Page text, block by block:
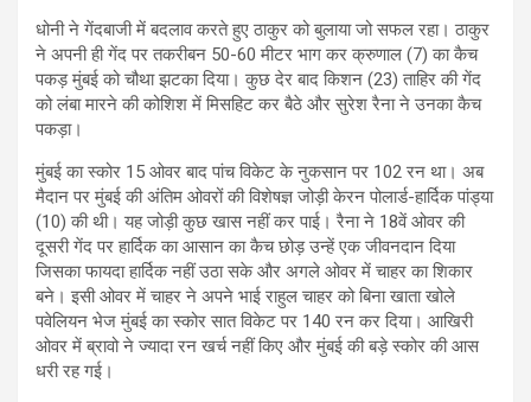
धोनी ने गेंदबाजी में बदलाव करते हुए ठाकुर को बुलाया जो सफल रहा। ठाकुर
ने अपनी ही गेंद पर तकरीबन 50-60 मीटर भाग कर क्रुणाल (7) का कैच
पकड़ मुंबई को चौथा झटका दिया। कुछ देर बाद किशन (23) ताहिर की गेंद
को लंबा मारने की कोशिश में मिसहिट कर बैठे और सुरेश रैना ने उनका कैच
पकड़ा।
मुंबई का स्कोर 15 ओवर बाद पांच विकेट के नुकसान पर 102 रन था। अब
मैदान पर मुंबई की अंतिम ओवरों की विशेषज्ञ जोड़ी केरन पोलार्ड-हार्दिक पांड्या
(10) की थी। यह जोड़ी कुछ खास नहीं कर पाई। रैना ने 18वें ओवर की
दूसरी गेंद पर हार्दिक का आसान का कैच छोड़ उन्हें एक जीवनदान दिया
जिसका फायदा हार्दिक नहीं उठा सके और अगले ओवर में चाहर का शिकार
बने। इसी ओवर में चाहर ने अपने भाई राहुल चाहर को बिना खाता खोले
पवेलियन भेज मुंबई का स्कोर सात विकेट पर 140 रन कर दिया। आखिरी
ओवर में ब्रावो ने ज्यादा रन खर्च नहीं किए और मुंबई की बड़े स्कोर की आस
धरी रह गई।